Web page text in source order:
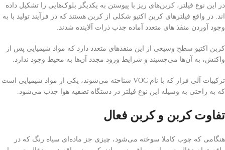
در این نوع فیلتر، کربن‌های ریز با پیوستن به یکدیگر بلوک‌هایی را تشکیل داده
اند. در واقع فیلترهای کربن اکتیو شکلی از کربن هستند که در فرآیند تولید با به
وجود آوردن منفذ های متعدد آماده جذب ذرات آلاینده شدند.
کربن اکتیو سطح وسیعی از این منفذ‌های متعدد دارد که مواد شیمیایی پس از
واکنش، به آن‌ها می‌چسبند و شرایط ورود مجدد آن‌ها به محیط وجود ندارد.
ترکیبات آلی فرار که با نام VOC شناخته می‌شوند، یکی از مواد شیمیایی است
که به راحتی به وسیله این نوع فیلتر در دستگاه تصفیه هوا جذب می‌شود.
تفاوت کربن و کربن فعال
هنگامی که چوب کاملا سوخته می‌شود، چیزی جز ماده‌ای سیاه رنگ که در